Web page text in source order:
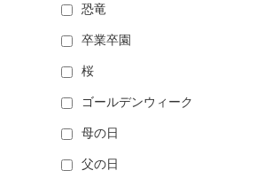
恐竜
卒業卒園
桜
ゴールデンウィーク
母の日
父の日